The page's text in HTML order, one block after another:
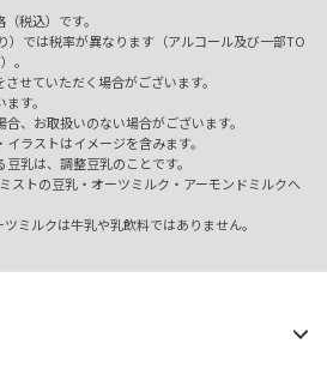
税込）です。
）では税率が異なります（アルコール及び一部TO
。
せていただく場合がございます。
す。
、お取扱いのない場合がございます。
ラストはイメージを含みます。
乳は、調整豆乳のことです。
ストの豆乳・オーツミルク・アーモンドミルクへ
ミルクは牛乳や乳飲料ではありません。